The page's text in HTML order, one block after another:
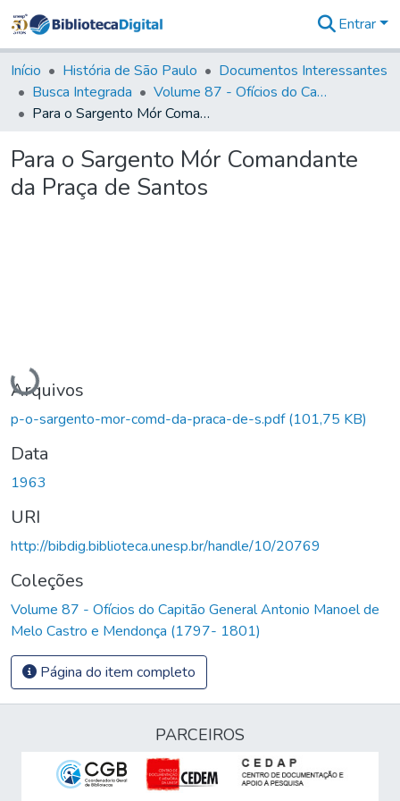
&
Coleções
Tudo na
Biblioteca
Estatísticas
Entrar
Início História de São Paulo
Documentos Interessantes
Busca Integrada
Volume 87 - Ofícios do Capitão General Antonio Manoel de Melo Castro e Mendonça (1797- 1801)
Para o Sargento Mór Comandante da Praça de Santos
Para o Sargento Mór Comandante
da Praça de Santos
Carregando...
Arquivos
p-o-sargento-mor-comd-da-praca-de-s.pdf(101,75 KB)
Data
1963
URI
http://bibdig.biblioteca.unesp.br/handle/10/20769
Coleções
Volume 87 - Ofícios do Capitão General Antonio Manoel de
Melo Castro e Mendonça (1797- 1801)
Página do item completo
PARCEIROS